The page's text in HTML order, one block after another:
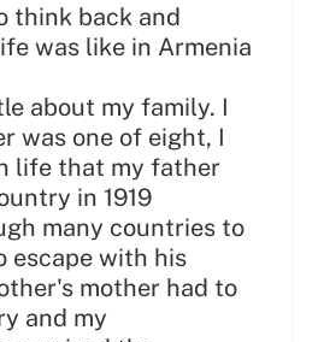
think back and
was like in Armenia
about my family. I
was one of eight, I
life that my father
in 1919
many countries to
escape with his
mother had to
and my